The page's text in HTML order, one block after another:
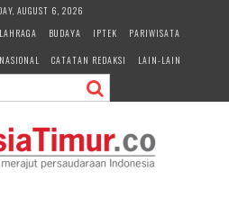
AUGUST 6, 2026
BUDAYA IPTEK
PARIWISATA
CATATAN REDAKSI LAIN-LAIN